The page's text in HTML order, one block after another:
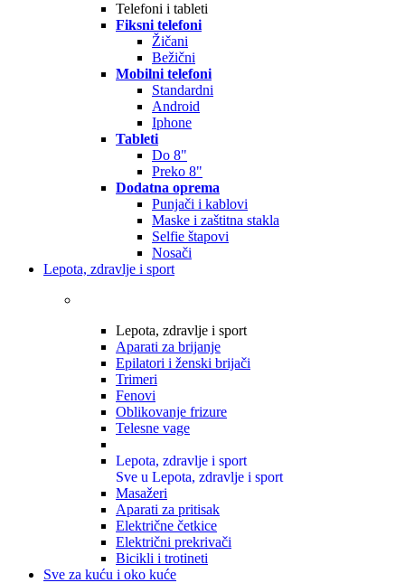
Telefoni i tableti
Fiksni telefoni
Žičani
Bežični
Mobilni telefoni
Standardni
Android
Iphone
Tableti
Do 8"
Preko 8"
Dodatna oprema
Punjači i kablovi
Maske i zaštitna stakla
Selfie štapovi
Nosači
Lepota, zdravlje i sport
Lepota, zdravlje i sport
Aparati za brijanje
Epilatori i ženski brijači
Trimeri
Fenovi
Oblikovanje frizure
Telesne vage
Lepota, zdravlje i sport
Sve u Lepota, zdravlje i sport
Masažeri
Aparati za pritisak
Električne četkice
Električni prekrivači
Bicikli i trotineti
Sve za kuću i oko kuće